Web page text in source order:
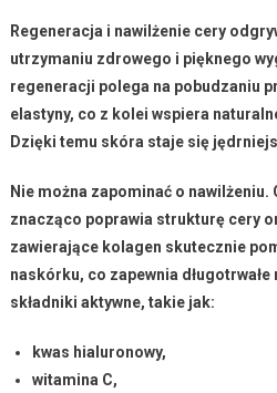
Regeneracja i nawilżenie cery
utrzymaniu zdrowego i pięknego
regeneracji polega na pobudzaniu
elastyny, co z kolei wspiera
Dzięki temu skóra staje się
Nie można zapominać o
znacząco poprawia strukturę cery
zawierające kolagen skutecznie
naskórku, co zapewnia
składniki aktywne, takie jak:
kwas hialuronowy,
witamina C,